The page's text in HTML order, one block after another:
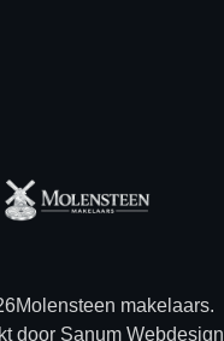
Molensteen makelaars.
door Sanum Webdesign